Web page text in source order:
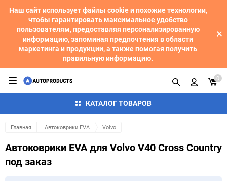
Наш сайт использует файлы cookie и похожие технологии,
чтобы гарантировать максимальное удобство
пользователям, предоставляя персонализированную
информацию, запоминая предпочтения в области
маркетинга и продукции, а также помогая получить
правильную информацию.
КАТАЛОГ ТОВАРОВ
0
Главная Автоковрики EVA Volvo
Автоковрики EVA для Volvo V40 Cross Country
под заказ